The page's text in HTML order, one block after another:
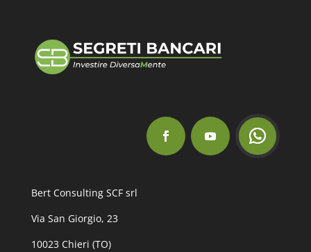
Bert Consulting SCF srl
Via San Giorgio, 23
10023 Chieri (TO)